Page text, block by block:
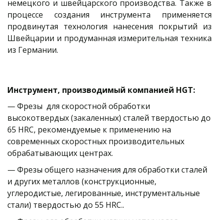
немецкого и швейцарского производства. Также в
процессе создания инструмента применяется
продвинутая технология нанесения покрытий из
Швейцарии и продуманная измерительная техника
из Германии.
Инструмент, производимый компанией HGT:
— Фрезы  для скоростной обработки
высокотвердых (закаленных) сталей твердостью до
65 HRC, рекомендуемые к применению на
современных скоростных производительных
обрабатывающих центрах.
— Фрезы общего назначения для обработки сталей
и других металлов (конструкционные,
углеродистые, легированные, инструментальные
стали) твердостью до 55 HRC..